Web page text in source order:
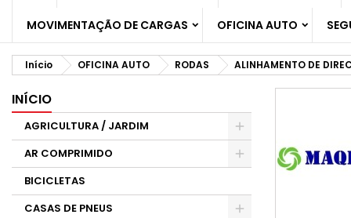
MOVIMENTAÇÃO DE CARGAS OFICINA AUTO
Início OFICINA AUTO RODAS ALINHAMENTO DE
INÍCIO
AGRICULTURA / JARDIM
AR COMPRIMIDO
BICICLETAS
CASAS DE PNEUS